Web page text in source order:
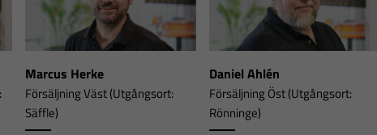
Marcus Herke
Försäljning Väst (Utgångsort:
Säffle)
Daniel Ahlén
Försäljning Öst (Utgångsort:
Rönninge)